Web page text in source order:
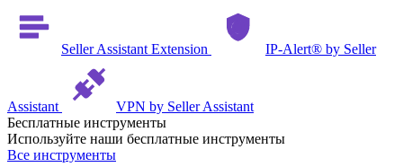
Seller Assistant Extension IP-Alert® by Seller
Assistant
VPN by Seller Assistant
Бесплатные инструменты
Используйте наши бесплатные инструменты
Все инструменты